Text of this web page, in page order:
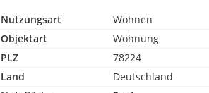
Nutzungsart
Wohnen
Objektart
Wohnung
PLZ
78224
Land
Deutschland